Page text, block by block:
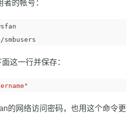
的帐号：
这一行并保存：
的网络访问密码，也用这个命令更